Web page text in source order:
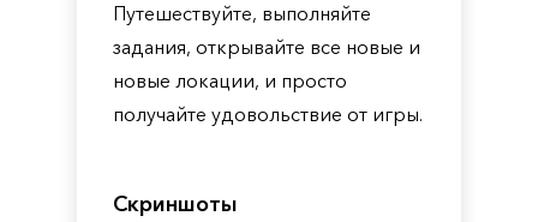
Путешествуйте, выполняйте
задания, открывайте все новые и
новые локации, и просто
получайте удовольствие от игры.
Скриншоты